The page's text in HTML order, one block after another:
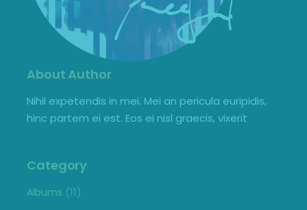
About Author
Nihil expetendis in mei. Mei an pericula euripidis,
hinc partem ei est. Eos ei nisl graecis, vixerit
Category
Albums (11)